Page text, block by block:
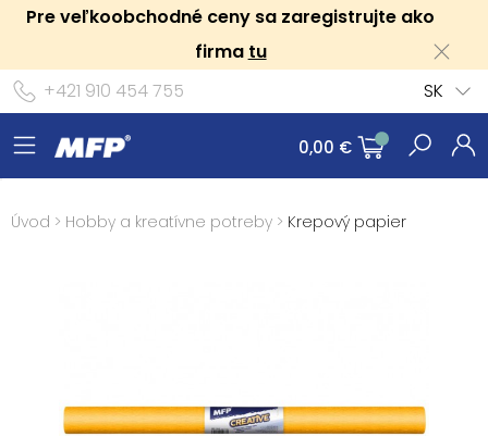
Pre veľkoobchodné ceny sa zaregistrujte ako
firma tu
+421 910 454 755
SK
0,00 €
Úvod > Hobby a kreatívne potreby > Krepový papier